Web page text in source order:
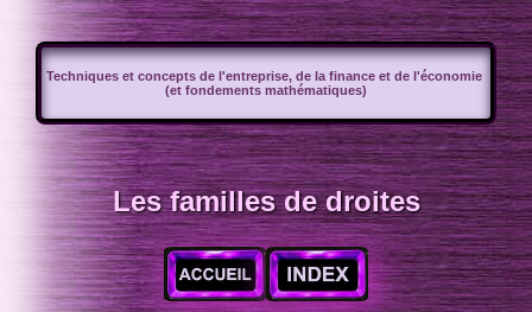
Techniques et concepts de l'entreprise, de la finance et de l'économie
(et fondements mathématiques)
Les familles de droites